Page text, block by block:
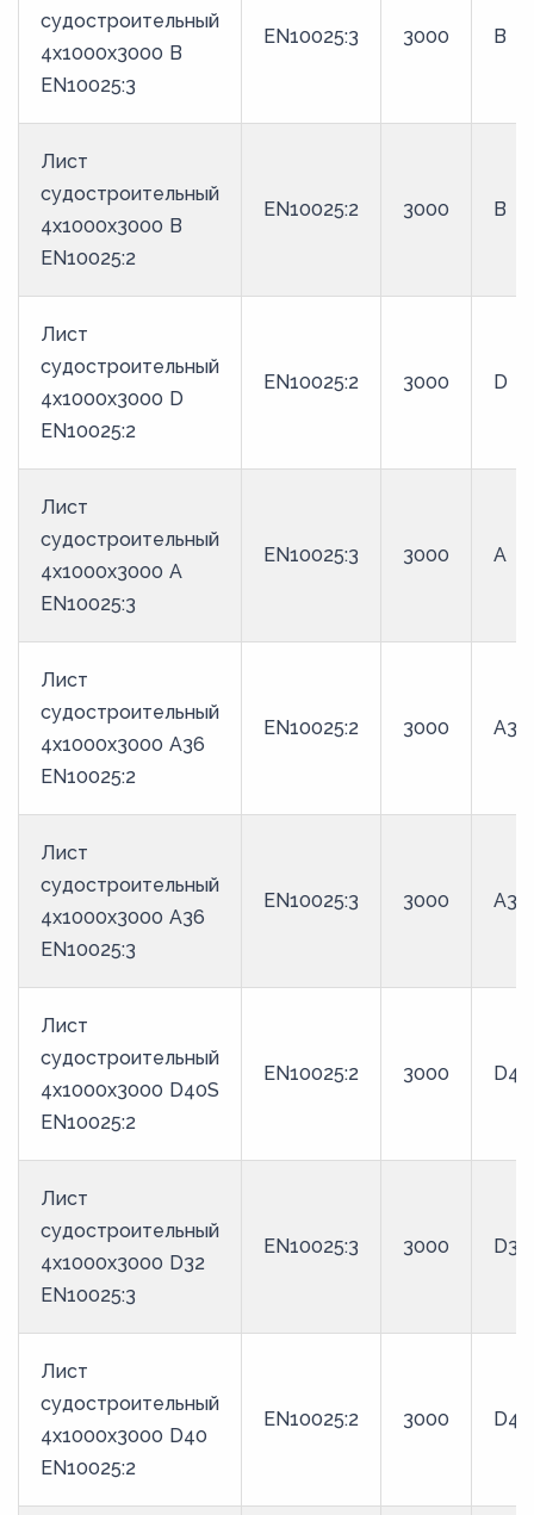
судостроительный
4x1000x3000 B
EN10025:3
EN10025:3 3000 B
Лист
судостроительный
4x1000x3000 B
EN10025:2
EN10025:2 3000 B
Лист
судостроительный
4x1000x3000 D
EN10025:2
EN10025:2 3000 D
Лист
судостроительный
4x1000x3000 A
EN10025:3
EN10025:3 3000 A
Лист
судостроительный
4x1000x3000 A36
EN10025:2
EN10025:2 3000 A36
Лист
судостроительный
4x1000x3000 A36
EN10025:3
EN10025:3 3000 A36
Лист
судостроительный
4x1000x3000 D40S
EN10025:2
EN10025:2 3000
Лист
судостроительный
4x1000x3000 D32
EN10025:3
EN10025:3 3000 D32
Лист
судостроительный
4x1000x3000 D40
EN10025:2
EN10025:2 3000 D40